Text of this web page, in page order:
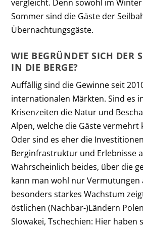
vergleicht. Denn sowohl im
Sommer sind die Gäste der
Übernachtungsgäste.
WIE BEGRÜNDET SICH DER
IN DIE BERGE?
Auffällig sind die Gewinne seit
internationalen Märkten. Sind es
Krisenzeiten die Natur und
Alpen, welche die Gäste vermehrt
Oder sind es eher die
Berginfrastruktur und Erlebnisse
Wahrscheinlich beides, über die
kann man wohl nur Vermutungen
besonders starkes Wachstum
östlichen (Nachbar-)Ländern
Slowakei, Tschechien: Hier haben